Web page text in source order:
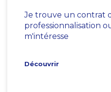
Je trouve un contrat
professionnalisation
m'intéresse
Découvrir